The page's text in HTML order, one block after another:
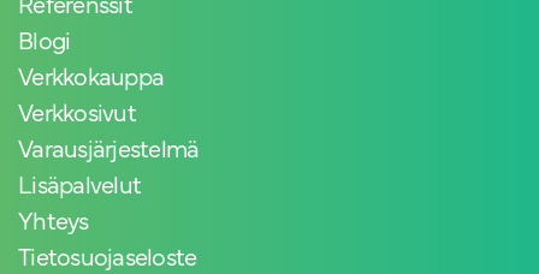
Blogi
Verkkokauppa
Verkkosivut
Varausjärjestelmä
Lisäpalvelut
Yhteys
Tietosuojaseloste